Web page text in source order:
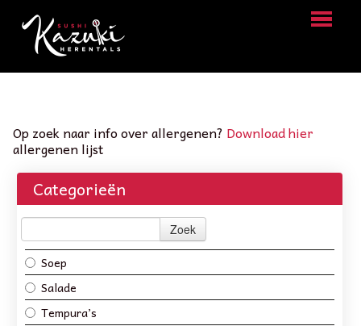
BESTELLEN
MENU
LOGIN
Op zoek naar info over allergenen? Download hier
allergenen lijst
Categorieën
Zoek
Soep
Salade
Tempura’s